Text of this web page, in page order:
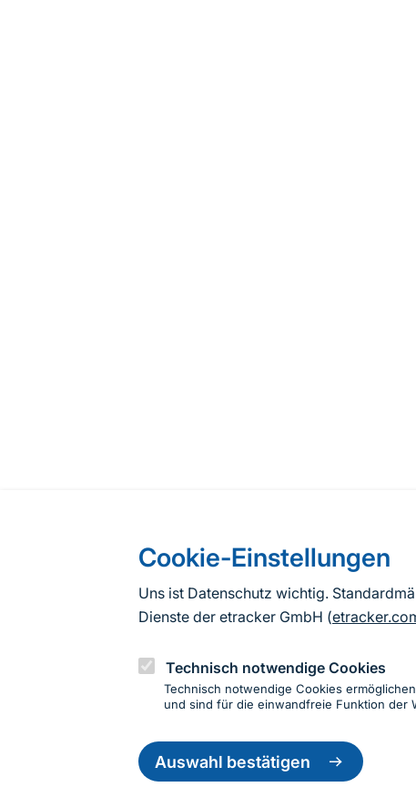
Cookie-Einstellungen
Uns ist Datenschutz wichtig.
Dienste der etracker GmbH (
Technisch notwendige Cookies
Technisch notwendige Cookies
und sind für die einwandfreie Funktion der
Auswahl bestätigen
Einwilligung
Informationen zur Seite